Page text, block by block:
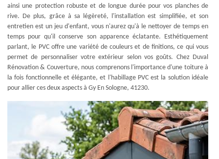
ainsi une protection robuste et de longue durée pour vos planches de
rive. De plus, grâce à sa légèreté, l'installation est simplifiée, et son
entretien est un jeu d'enfant, vous n'aurez qu'à le nettoyer de temps en
temps pour qu'il conserve son apparence éclatante. Esthétiquement
parlant, le PVC offre une variété de couleurs et de finitions, ce qui vous
permet de personnaliser votre extérieur selon vos goûts. Chez Duval
Rénovation & Couverture, nous comprenons l'importance d'une toiture à
la fois fonctionnelle et élégante, et l'habillage PVC est la solution idéale
pour allier ces deux aspects à Gy En Sologne, 41230.